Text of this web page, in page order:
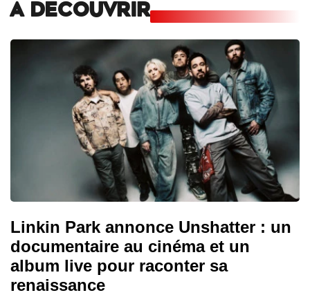
A DECOUVRIR
Linkin Park annonce Unshatter : un
documentaire au cinéma et un
album live pour raconter sa
renaissance